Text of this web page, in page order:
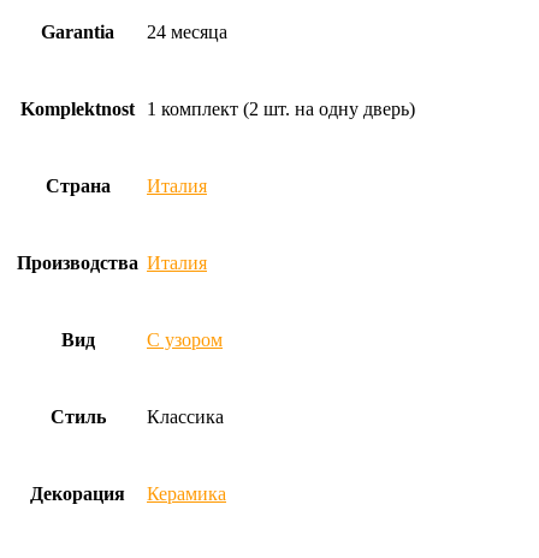
Garantia 24 месяца
Komplektnost 1 комплект (2 шт. на одну дверь)
Страна Италия
Производства Италия
Вид С узором
Стиль Классика
Декорация Керамика